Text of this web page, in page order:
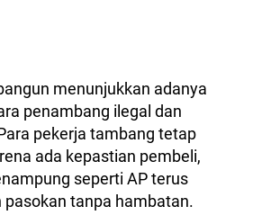
menunjukkan adanya
penambang ilegal dan
pekerja tambang tetap
ada kepastian pembeli,
seperti AP terus
tanpa hambatan.